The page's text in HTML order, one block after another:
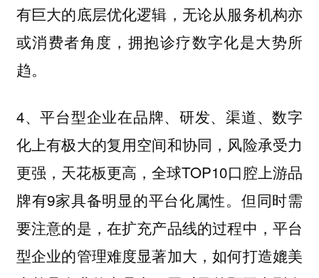
有巨大的底层优化逻辑，无论从服务机构亦
或消费者角度，拥抱诊疗数字化是大势所
趋。
4、平台型企业在品牌、研发、渠道、数字
化上有极大的复用空间和协同，风险承受力
更强，天花板更高，全球TOP10口腔上游品
牌有9家具备明显的平台化属性。但同时需
要注意的是，在扩充产品线的过程中，平台
型企业的管理难度显著加大，如何打造媲美